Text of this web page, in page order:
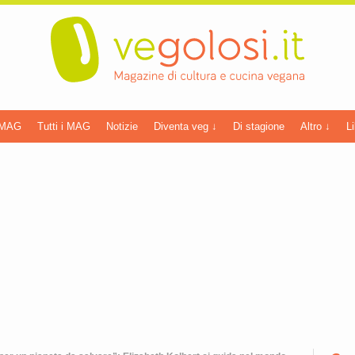
Tutti i MAG Notizie Diventa veg ↓ Di stagione Altro ↓